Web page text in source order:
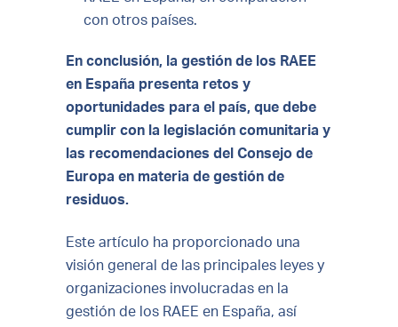
con otros países.
En conclusión, la gestión de los RAEE
en España presenta retos y
oportunidades para el país, que debe
cumplir con la legislación comunitaria y
las recomendaciones del Consejo de
Europa en materia de gestión de
residuos.
Este artículo ha proporcionado una
visión general de las principales leyes y
organizaciones involucradas en la
gestión de los RAEE en España, así